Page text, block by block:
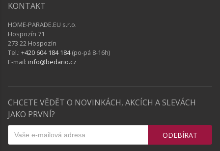
KONTAKT
HOME-PARADE.EU s.r.o.
Hospozín 71
273 22 Hospozín
Tel.: +420 604 184 184(po-pá 8-16h)
E-mail: info@bedario.cz
CHCETE VĚDĚT O NOVINKÁCH, AKCÍCH A SLEVÁCH
JAKO PRVNÍ?
ODEBÍRAT